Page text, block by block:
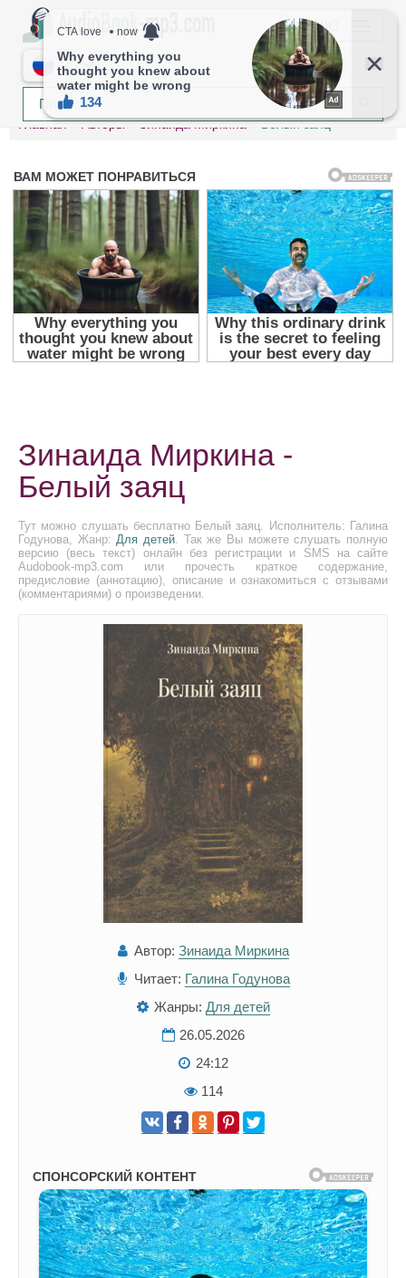
МЕНЮ
RU
Главная Авторы Зинаида Миркина Белый заяц
Зинаида Миркина -
Белый заяц
Тут можно слушать бесплатно Белый заяц. Исполнитель: Галина
Годунова, Жанр:Для детей. Так же Вы можете слушать полную
версию (весь текст) онлайн без регистрации и SMS на сайте
Audobook-mp3.com или прочесть краткое содержание,
предисловие (аннотацию), описание и ознакомиться с отзывами
(комментариями) о произведении.
Автор: Зинаида Миркина
Читает: Галина Годунова
Жанры: Для детей
26.05.2026
24:12
114